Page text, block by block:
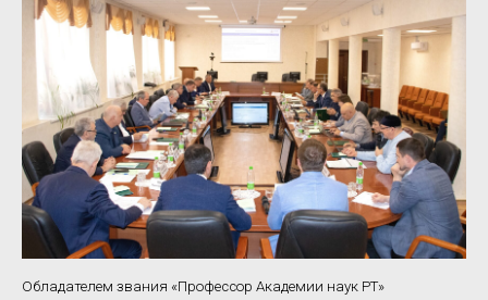
Обладателем звания «Профессор Академии наук РТ»